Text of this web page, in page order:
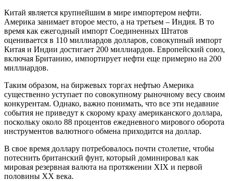
Китай является крупнейшим в мире импортером нефти.
Америка занимает второе место, а на третьем – Индия. В то
время как ежегодный импорт Соединенных Штатов
оценивается в 110 миллиардов долларов, совокупный импорт
Китая и Индии достигает 200 миллиардов. Европейский союз,
включая Британию, импортирует нефти еще примерно на 200
миллиардов.
Таким образом, на биржевых торгах нефтью Америка
существенно уступает по совокупному рыночному весу своим
конкурентам. Однако, важно понимать, что все эти недавние
события не приведут к скорому краху американского доллара,
поскольку около 88 процентов ежедневного мирового оборота
инструментов валютного обмена приходится на доллар.
В свое время доллару потребовалось почти столетие, чтобы
потеснить британский фунт, который доминировал как
мировая резервная валюта на протяжении XIX и первой
половины XX века.